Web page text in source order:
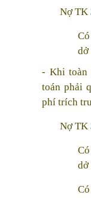
Nợ TK
dở
- Khi toàn
toán phải
phí trích
Nợ TK
dở